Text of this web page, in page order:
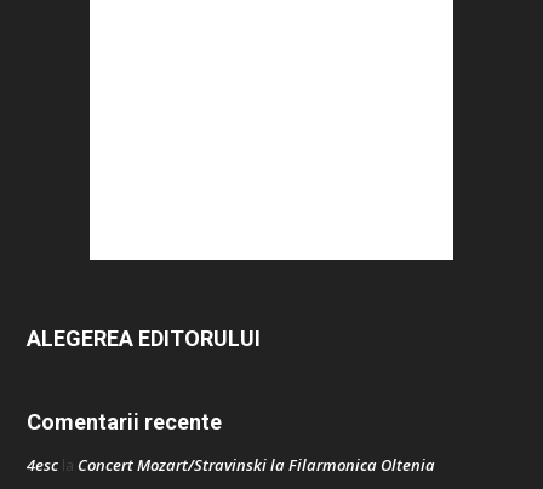
ALEGEREA EDITORULUI
Comentarii recente
4esc la Concert Mozart/Stravinski la Filarmonica Oltenia